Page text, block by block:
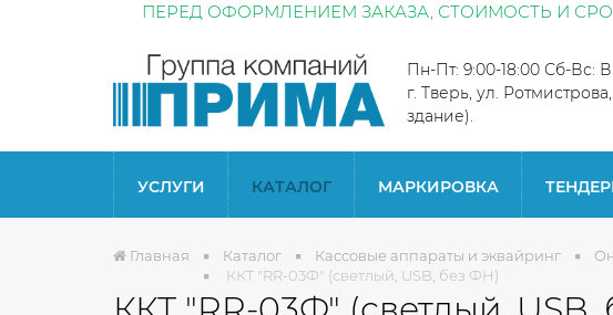
ПЕРЕД ОФОРМЛЕНИЕМ ЗАКАЗА, СТОИМОСТЬ И
Пн-Пт: 9:00-18:00 Сб-Вс:
г. Тверь, ул.
здание).
УСЛУГИ КАТАЛОГ МАРКИРОВКА
Главная Каталог Кассовые аппараты и эквайринг
ККТ "RR-03Ф" (светлый, USB, без ФН)